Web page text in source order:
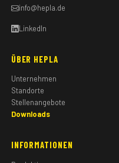
info@hepla.de
LinkedIn
ÜBER HEPLA
Unternehmen
Standorte
Stellenangebote
Downloads
INFORMATIONEN